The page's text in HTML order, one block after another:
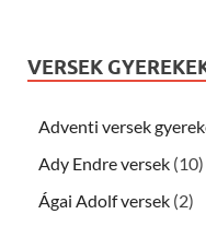
VERSEK
Adventi versek
Ady Endre versek (10)
Ágai Adolf versek (2)